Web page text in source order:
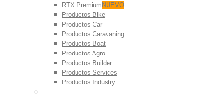
RTX Premium NUEVO
Productos Bike
Productos Car
Productos Caravaning
Productos Boat
Productos Agro
Productos Builder
Productos Services
Productos Industry